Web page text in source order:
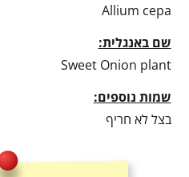
Allium cepa
שם באנגלית:
Sweet Onion plant
שמות נוספים:
בצל לא חריף